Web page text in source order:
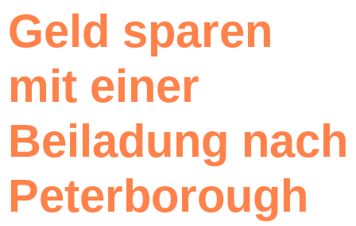
Geld sparen
mit einer
Beiladung nach
Peterborough